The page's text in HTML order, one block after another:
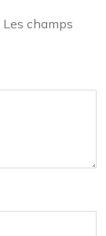
Les champs